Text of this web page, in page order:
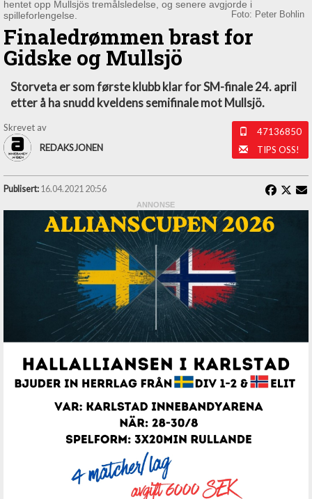
hentet opp Mullsjös tremålsledelse, og senere avgjorde i
spilleforlengelse.
Foto: Peter Bohlin
Finaledrømmen brast for
Gidske og Mullsjö
Storveta er som første klubb klar for SM-finale 24. april
etter å ha snudd kveldens semifinale mot Mullsjö.
Skrevet av
REDAKSJONEN
47136850
TIPS OSS!
Publisert: 16.04.2021 20:56